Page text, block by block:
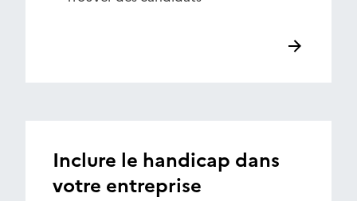
Inclure le handicap dans
votre entreprise